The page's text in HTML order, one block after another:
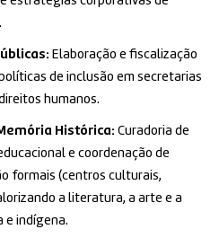
Elaboração e fiscalização
de inclusão em secretarias
humanos.
Histórica: Curadoria de
e coordenação de
formais (centros culturais,
a literatura, a arte e a
e indígena.